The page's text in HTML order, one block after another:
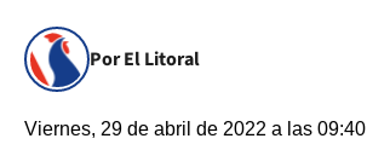
Por El Litoral
Viernes, 29 de abril de 2022 a las 09:40